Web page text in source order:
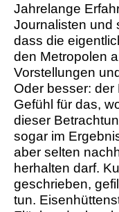
Jahrelange
Journalisten und
dass die
den Metropolen
Vorstellungen
Oder besser:
Gefühl für das,
dieser
sogar im
aber selten
herhalten darf.
geschrieben,
tun.